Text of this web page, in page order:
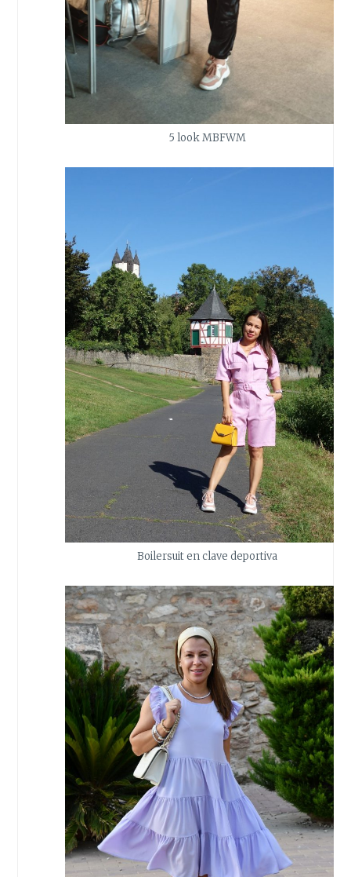
5 look MBFWM
Boilersuit en clave deportiva